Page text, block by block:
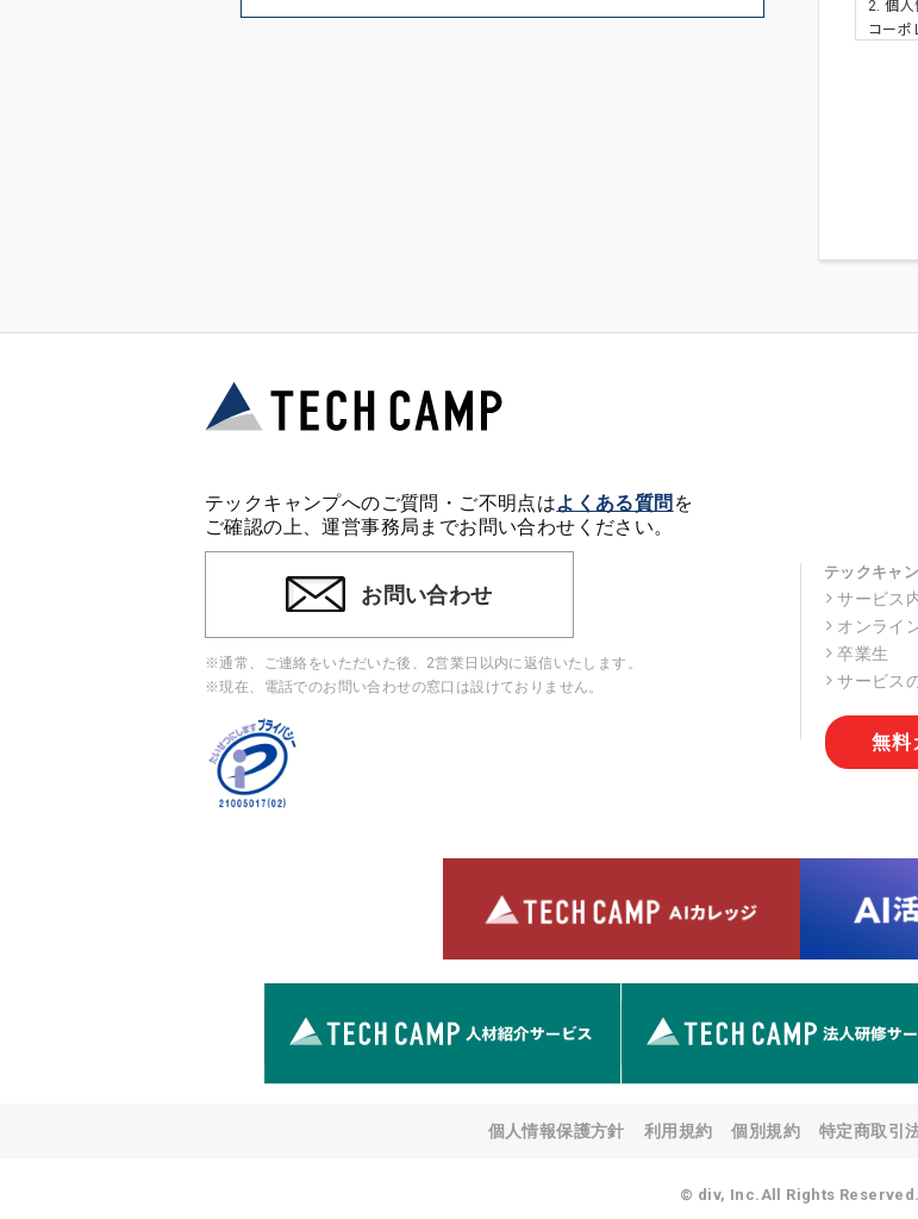
2. 個人
コーポ
・ご
・本
ビス
せん)
5. 個人
当社は
託する
選定
6. 個
情報の
す。た
す。
【お問
株式
〒107-
メー
ご本人
テックキャンプへのご質問・ご不明点はよくある質問 を
ご確認の上、運営事務局までお問い合わせください。
お問い合わせ
※通常、ご連絡をいただいた後、2営業日以内に返信いたします。
※現在、電話でのお問い合わせの窓口は設けておりません。
テックキャ
サービス
オンライ
卒業生
サービス
無料
個人情報保護方針 利用規約 個別規約 特定商取引
© div, Inc.All Rights Reserved.